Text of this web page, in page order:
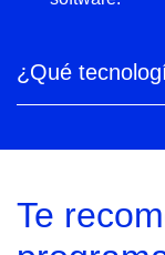
¿Qué
Te